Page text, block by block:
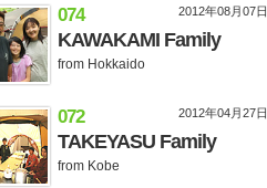
2012年08月07日
074
KAWAKAMI Family
from Hokkaido
2012年04月27日
072
TAKEYASU Family
from Kobe